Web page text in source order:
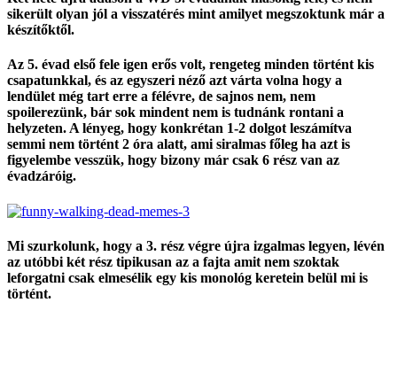
sikerült olyan jól a visszatérés mint amilyet megszoktunk már a
készítőktől.
Az 5. évad első fele igen erős volt, rengeteg minden történt kis
csapatunkkal, és az egyszeri néző azt várta volna hogy a
lendület még tart erre a félévre, de sajnos nem, nem
spoilerezünk, bár sok mindent nem is tudnánk rontani a
helyzeten. A lényeg, hogy konkrétan 1-2 dolgot leszámítva
semmi nem történt 2 óra alatt, ami siralmas főleg ha azt is
figyelembe vesszük, hogy bizony már csak 6 rész van az
évadzáróig.
Mi szurkolunk, hogy a 3. rész végre újra izgalmas legyen, lévén
az utóbbi két rész tipikusan az a fajta amit nem szoktak
leforgatni csak elmesélik egy kis monológ keretein belül mi is
történt.